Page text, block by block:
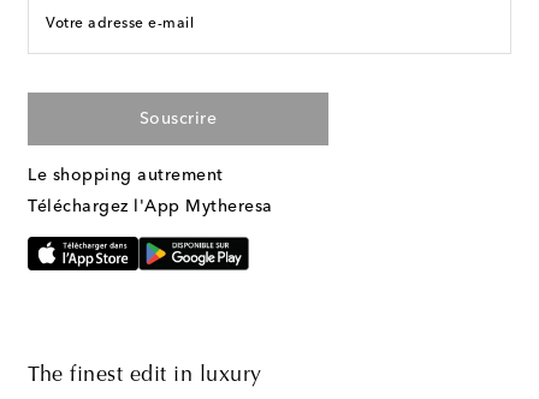
Votre adresse e-mail
Souscrire
Le shopping autrement
Téléchargez l'App Mytheresa
The finest edit in luxury